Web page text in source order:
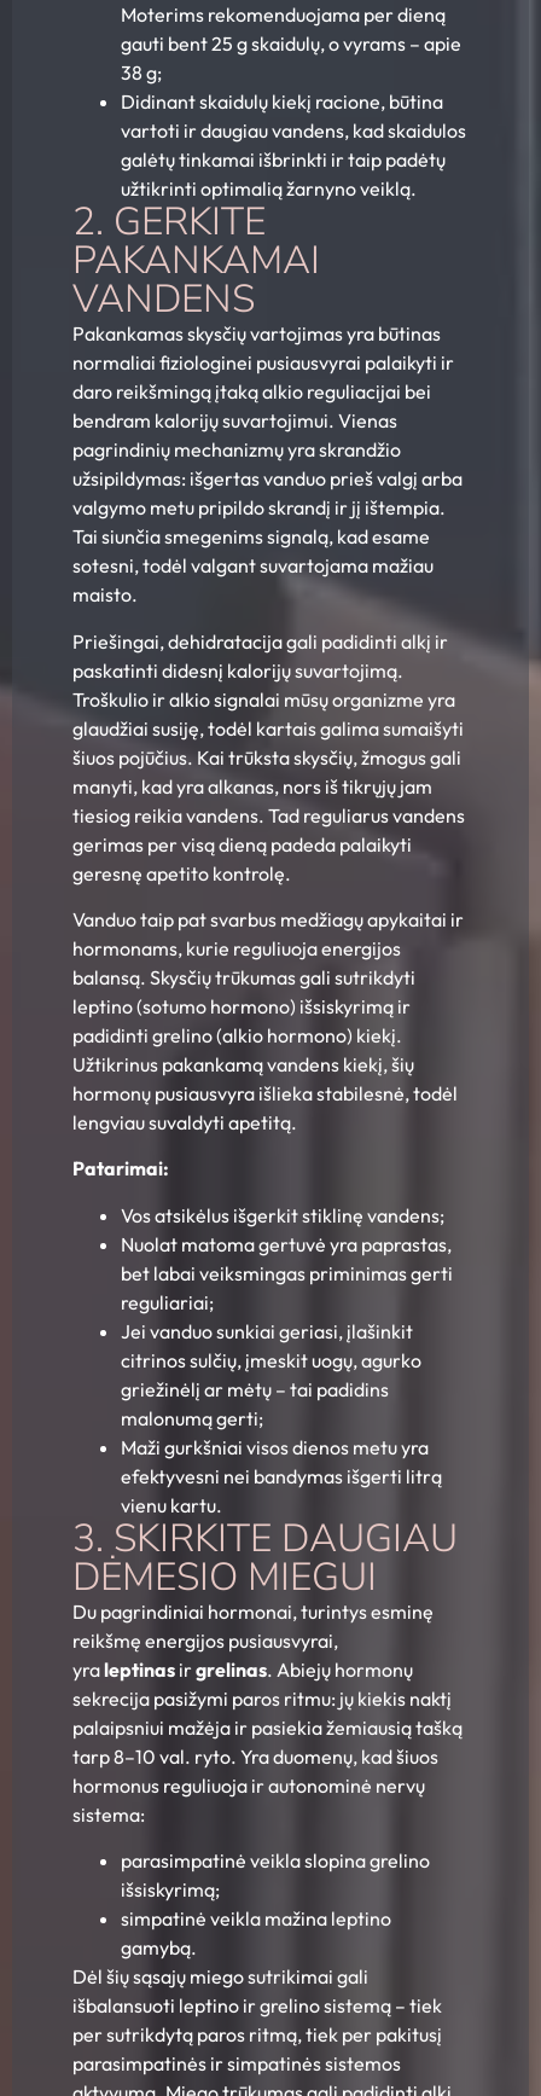
Moterims rekomenduojama per dieną
gauti bent 25 g skaidulų, o vyrams – apie
38 g;
Didinant skaidulų kiekį racione, būtina
vartoti ir daugiau vandens, kad skaidulos
galėtų tinkamai išbrinkti ir taip padėtų
užtikrinti optimalią žarnyno veiklą.
2. GERKITE
PAKANKAMAI
VANDENS
Pakankamas skysčių vartojimas yra būtinas
normaliai fiziologinei pusiausvyrai palaikyti ir
daro reikšmingą įtaką alkio reguliacijai bei
bendram kalorijų suvartojimui. Vienas
pagrindinių mechanizmų yra skrandžio
užsipildymas: išgertas vanduo prieš valgį arba
valgymo metu pripildo skrandį ir jį ištempia.
Tai siunčia smegenims signalą, kad esame
sotesni, todėl valgant suvartojama mažiau
maisto.
Priešingai, dehidratacija gali padidinti alkį ir
paskatinti didesnį kalorijų suvartojimą.
Troškulio ir alkio signalai mūsų organizme yra
glaudžiai susiję, todėl kartais galima sumaišyti
šiuos pojūčius. Kai trūksta skysčių, žmogus gali
manyti, kad yra alkanas, nors iš tikrųjų jam
tiesiog reikia vandens. Tad reguliarus vandens
gerimas per visą dieną padeda palaikyti
geresnę apetito kontrolę.
Vanduo taip pat svarbus medžiagų apykaitai ir
hormonams, kurie reguliuoja energijos
balansą. Skysčių trūkumas gali sutrikdyti
leptino (sotumo hormono) išsiskyrimą ir
padidinti grelino (alkio hormono) kiekį.
Užtikrinus pakankamą vandens kiekį, šių
hormonų pusiausvyra išlieka stabilesnė, todėl
lengviau suvaldyti apetitą.
Patarimai:
Vos atsikėlus išgerkit stiklinę vandens;
Nuolat matoma gertuvė yra paprastas,
bet labai veiksmingas priminimas gerti
reguliariai;
Jei vanduo sunkiai geriasi, įlašinkit
citrinos sulčių, įmeskit uogų, agurko
griežinėlį ar mėtų – tai padidins
malonumą gerti;
Maži gurkšniai visos dienos metu yra
efektyvesni nei bandymas išgerti litrą
vienu kartu.
3. SKIRKITE DAUGIAU
DĖMESIO MIEGUI
Du pagrindiniai hormonai, turintys esminę
reikšmę energijos pusiausvyrai,
yraleptinas irgrelinas. Abiejų hormonų
sekrecija pasižymi paros ritmu: jų kiekis naktį
palaipsniui mažėja ir pasiekia žemiausią tašką
tarp 8–10 val. ryto. Yra duomenų, kad šiuos
hormonus reguliuoja ir autonominė nervų
sistema:
parasimpatinė veikla slopina grelino
išsiskyrimą;
simpatinė veikla mažina leptino
gamybą.
Dėl šių sąsajų miego sutrikimai gali
išbalansuoti leptino ir grelino sistemą – tiek
per sutrikdytą paros ritmą, tiek per pakitusį
parasimpatinės ir simpatinės sistemos